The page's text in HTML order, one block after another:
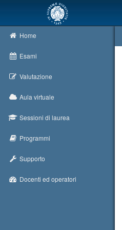
Home
Esami
Valutazione
Aula virtuale
Sessioni di laurea
Programmi
Supporto
Docenti ed operatori